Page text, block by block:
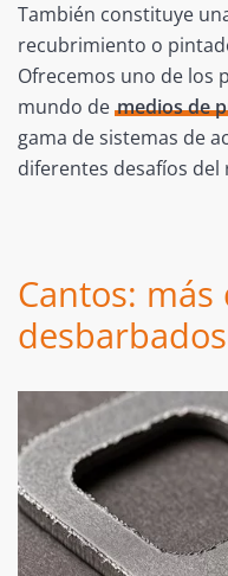
También constituye
recubrimiento o
Ofrecemos uno de los
mundo de medios de
gama de sistemas de
diferentes desafíos
Cantos:
desbarbados